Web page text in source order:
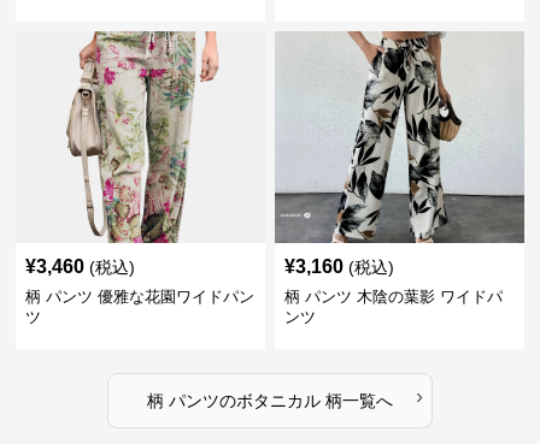
¥3,460 (税込)
柄 パンツ 優雅な花園ワイドパン
ツ
¥3,160 (税込)
柄 パンツ 木陰の葉影 ワイドパ
ンツ
柄 パンツのボタニカル 柄一覧へ ›